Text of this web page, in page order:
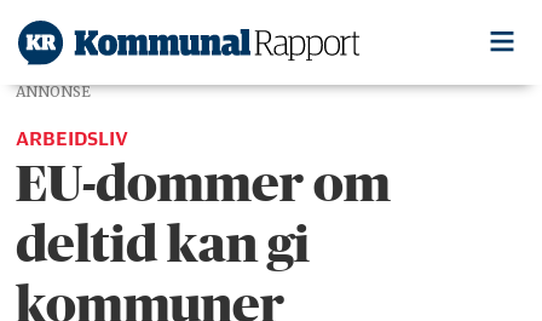
ANNONSE
ARBEIDSLIV
EU-dommer om
deltid kan gi
kommuner